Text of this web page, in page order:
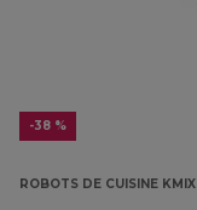
-38 %
ROBOTS DE CUISINE KMIX